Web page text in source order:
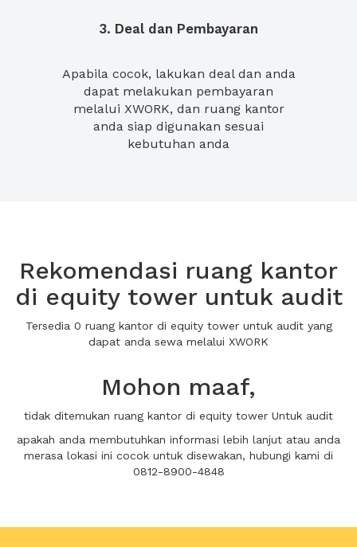
3. Deal dan Pembayaran
Apabila cocok, lakukan deal dan anda
dapat melakukan pembayaran
melalui XWORK, dan ruang kantor
anda siap digunakan sesuai
kebutuhan anda
Rekomendasi ruang kantor
di equity tower untuk audit
Tersedia 0 ruang kantor di equity tower untuk audit yang
dapat anda sewa melalui XWORK
Mohon maaf,
tidak ditemukan ruang kantor di equity tower Untuk audit
apakah anda membutuhkan informasi lebih lanjut atau anda
merasa lokasi ini cocok untuk disewakan, hubungi kami di
0812-8900-4848